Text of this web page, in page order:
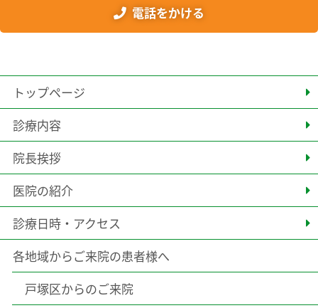
電話をかける
トップページ
診療内容
院長挨拶
医院の紹介
診療日時・アクセス
各地域からご来院の患者様へ
戸塚区からのご来院